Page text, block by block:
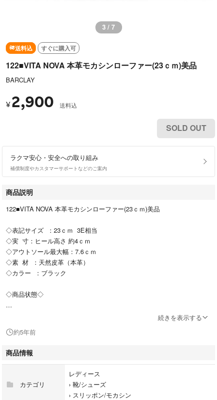
3 / 7
送料込 すぐに購入可
122■VITA NOVA 本革モカシンローファー(23ｃｍ)美品
BARCLAY
¥ 2,900 送料込
SOLD OUT
ラクマ安心・安全への取り組み
補償制度やカスタマーサポートなどのご案内
商品説明
122■VITA NOVA 本革モカシンローファー(23ｃｍ)美品
◇表記サイズ ：23ｃｍ 3E相当
◇実 寸：ヒール高さ 約4ｃｍ
◇アウトソール最大幅：7.6ｃｍ
◇素 材 ：天然皮革（本革）
◇カラー ：ブラック
◇商品状態◇
BARCLAY バークレー
ヴィタノーヴァ VITA NOVA モカシンローファー 。
パンプスです。
太めのヒールで安定感があり、快適な履き心地。
続きを表示する
約5年前
商品情報
カテゴリ
レディース
› 靴/シューズ
› スリッポン/モカシン